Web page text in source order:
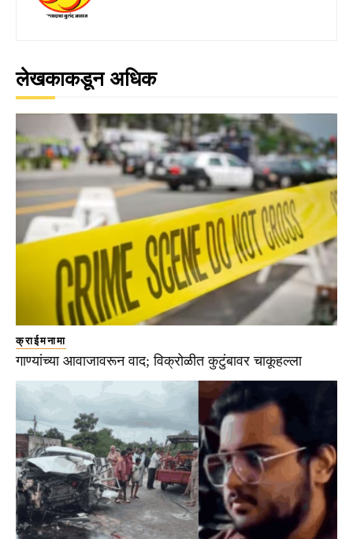
लेखकाकडून अधिक
क्राईमनामा
गाण्यांच्या आवाजावरून वाद; विक्रोळीत कुटुंबावर चाकूहल्ला